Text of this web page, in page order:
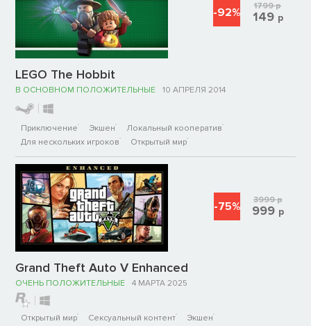
LEGO The Hobbit
В ОСНОВНОМ ПОЛОЖИТЕЛЬНЫЕ 10 АПРЕЛЯ 2014
Приключение Экшен
Локальный кооператив
Для нескольких игроков
Открытый мир
-92% 1799р
149 р
Grand Theft Auto V Enhanced
ОЧЕНЬ ПОЛОЖИТЕЛЬНЫЕ 4 МАРТА 2025
Открытый мир Сексуальный контент
Экшен
-75% 3999р
999 р